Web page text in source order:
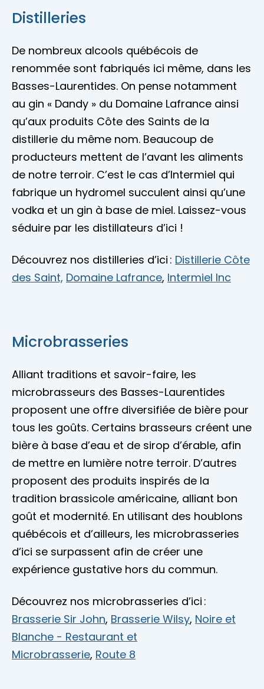
Distilleries
De nombreux alcools québécois de
renommée sont fabriqués ici même, dans les
Basses-Laurentides. On pense notamment
au gin « Dandy » du Domaine Lafrance ainsi
qu’aux produits Côte des Saints de la
distillerie du même nom. Beaucoup de
producteurs mettent de l’avant les aliments
de notre terroir. C’est le cas d’Intermiel qui
fabrique un hydromel succulent ainsi qu’une
vodka et un gin à base de miel. Laissez-vous
séduire par les distillateurs d’ici !
Découvrez nos distilleries d’ici : Distillerie Côte
des Saint, Domaine Lafrance, Intermiel Inc
Microbrasseries
Alliant traditions et savoir-faire, les
microbrasseurs des Basses-Laurentides
proposent une offre diversifiée de bière pour
tous les goûts. Certains brasseurs créent une
bière à base d’eau et de sirop d’érable, afin
de mettre en lumière notre terroir. D’autres
proposent des produits inspirés de la
tradition brassicole américaine, alliant bon
goût et modernité. En utilisant des houblons
québécois et d’ailleurs, les microbrasseries
d’ici se surpassent afin de créer une
expérience gustative hors du commun.
Découvrez nos microbrasseries d’ici :
Brasserie Sir John, Brasserie Wilsy, Noire et
Blanche - Restaurant et
Microbrasserie, Route 8